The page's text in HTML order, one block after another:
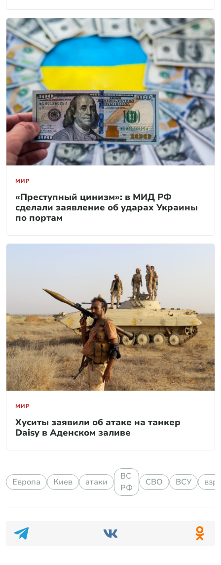
МИР
«Преступный цинизм»: в МИД РФ
сделали заявление об ударах Украины
по портам
МИР
Хуситы заявили об атаке на танкер
Daisy в Аденском заливе
Европа Киев атаки
ВС
РФ
СВО ВСУ